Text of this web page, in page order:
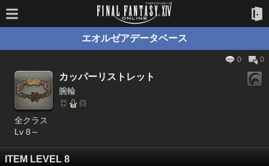
エオルゼアデータベース
0 0
カッパーリストレット
腕輪
全クラス
Lv 8～
ITEM LEVEL 8